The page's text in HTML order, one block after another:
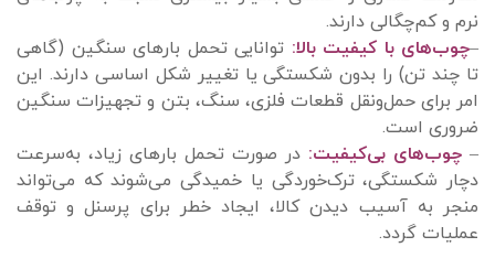
نرم و کم‌چگالی دارند.
–چوب‌های با کیفیت بالا: توانایی تحمل بارهای سنگین (گاهی
تا چند تن) را بدون شکستگی یا تغییر شکل اساسی دارند. این
امر برای حمل‌ونقل قطعات فلزی، سنگ، بتن و تجهیزات سنگین
ضروری است.
– چوب‌های بی‌کیفیت: در صورت تحمل بارهای زیاد، به‌سرعت
دچار شکستگی، ترک‌خوردگی یا خمیدگی می‌شوند که می‌تواند
منجر به آسیب دیدن کالا، ایجاد خطر برای پرسنل و توقف
عملیات گردد.